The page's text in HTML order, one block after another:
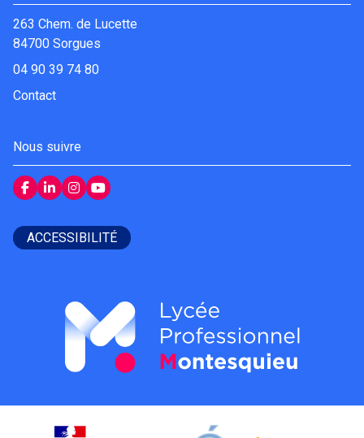
263 Chem. de Lucette
84700 Sorgues
04 90 39 74 80
Contact
Nous suivre
ACCESSIBILITÉ